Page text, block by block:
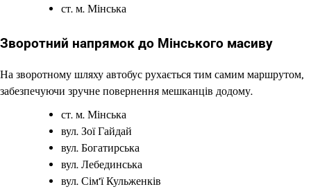
ст. м. Мінська
Зворотний напрямок до Мінського масиву
На зворотному шляху автобус рухається тим самим маршрутом,
забезпечуючи зручне повернення мешканців додому.
ст. м. Мінська
вул. Зої Гайдай
вул. Богатирська
вул. Лебединська
вул. Сім’ї Кульженків